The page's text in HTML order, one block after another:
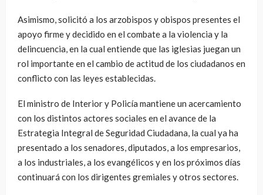
Asimismo, solicitó a los arzobispos y obispos presentes el
apoyo firme y decidido en el combate a la violencia y la
delincuencia, en la cual entiende que las iglesias juegan un
rol importante en el cambio de actitud de los ciudadanos en
conflicto con las leyes establecidas.
El ministro de Interior y Policía mantiene un acercamiento
con los distintos actores sociales en el avance de la
Estrategia Integral de Seguridad Ciudadana, la cual ya ha
presentado a los senadores, diputados, a los empresarios,
a los industriales, a los evangélicos y en los próximos días
continuará con los dirigentes gremiales y otros sectores.